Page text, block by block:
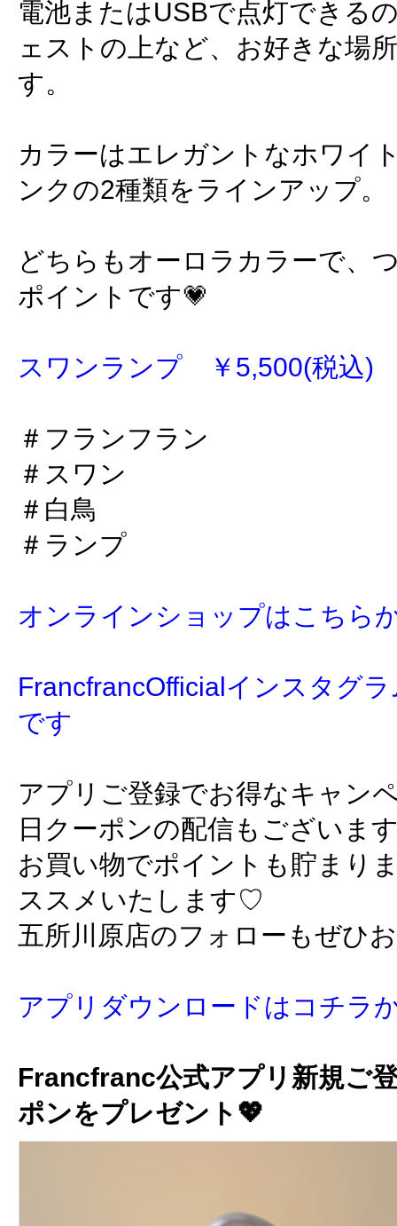
電池またはUSBで点灯できる
ェストの上など、お好きな場
す。
カラーはエレガントなホワイ
ンクの2種類をラインアップ。
どちらもオーロラカラーで、
ポイントです💗
スワンランプ ￥5,500(税込)
＃フランフラン
＃スワン
＃白鳥
＃ランプ
オンラインショップはこちら
FrancfrancOfficialインスタグ
です
アプリご登録でお得なキャン
日クーポンの配信もございま
お買い物でポイントも貯まり
ススメいたします♡
五所川原店のフォローもぜひ
アプリダウンロードはコチラ
Francfranc公式アプリ新規ご
ポンをプレゼント💖